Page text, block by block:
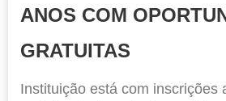
ANOS COM
GRATUITAS
Instituição está com inscrições